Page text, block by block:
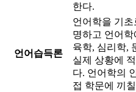
한다.
언어습득론
언어학을 기
명하고 언어
육학, 심리학,
실제 상황에
다. 언어학의
접 학문에 끼